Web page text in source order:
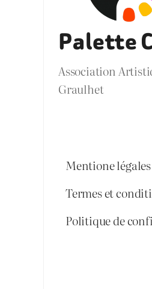
Palette
Association
Graulhet
Mentione légales
Termes et
Politique de